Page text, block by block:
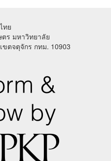
ทย
ร มหาวิทยาลัย
ตจตุจักร กทม. 10903